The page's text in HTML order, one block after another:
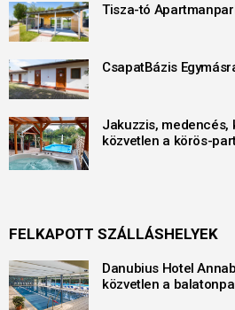
Tisza-tó
CsapatBázis
Jakuzzis, medencés,
közvetlen a körös-
FELKAPOTT SZÁLLÁSHELYEK
Danubius Hotel
közvetlen a